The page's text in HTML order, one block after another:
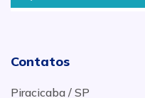
Contatos
Piracicaba / SP